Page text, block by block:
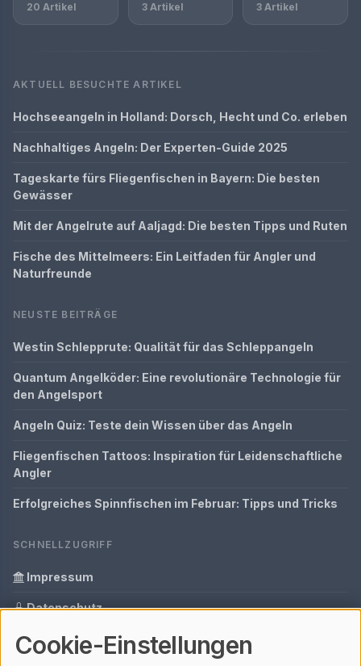
20 Artikel 3 Artikel 3 Artikel
AKTUELL BESUCHTE ARTIKEL
Hochseeangeln in Holland: Dorsch, Hecht und Co. erleben
Nachhaltiges Angeln: Der Experten-Guide 2025
Tageskarte fürs Fliegenfischen in Bayern: Die besten
Gewässer
Mit der Angelrute auf Aaljagd: Die besten Tipps und Ruten
Fische des Mittelmeers: Ein Leitfaden für Angler und
Naturfreunde
NEUSTE BEITRÄGE
Westin Schlepprute: Qualität für das Schleppangeln
Quantum Angelköder: Eine revolutionäre Technologie für
den Angelsport
Angeln Quiz: Teste dein Wissen über das Angeln
Fliegenfischen Tattoos: Inspiration für Leidenschaftliche
Angler
Erfolgreiches Spinnfischen im Februar: Tipps und Tricks
SCHNELLZUGRIFF
Impressum
Datenschutz
Informationen zur Inhalt
Cookie-Einstellungen